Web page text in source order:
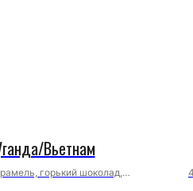
Вьетнам
горький шоколад,